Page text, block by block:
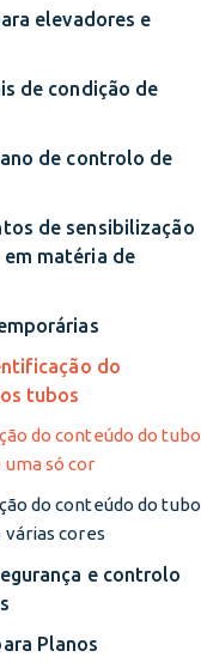
elevadores e
de condição de
de controlo de
de sensibilização
matéria de
do
tubos
do conteúdo do tubo
uma só cor
do conteúdo do tubo
várias cores
e controlo
Planos